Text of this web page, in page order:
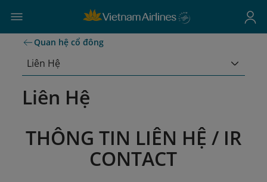
Quan hệ cổ đông
Liên Hệ
Liên Hệ
THÔNG TIN LIÊN HỆ / IR
CONTACT